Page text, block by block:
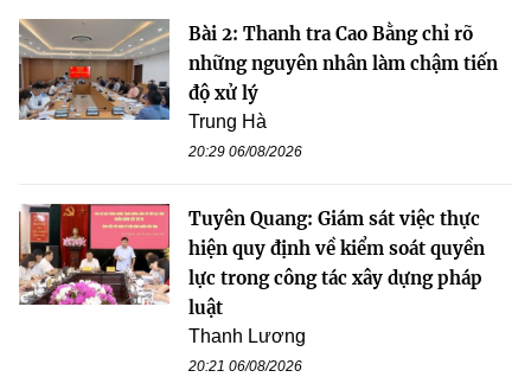
Bài 2: Thanh tra Cao Bằng chỉ rõ
những nguyên nhân làm chậm tiến
độ xử lý
Trung Hà
20:29 06/08/2026
Tuyên Quang: Giám sát việc thực
hiện quy định về kiểm soát quyền
lực trong công tác xây dựng pháp
luật
Thanh Lương
20:21 06/08/2026